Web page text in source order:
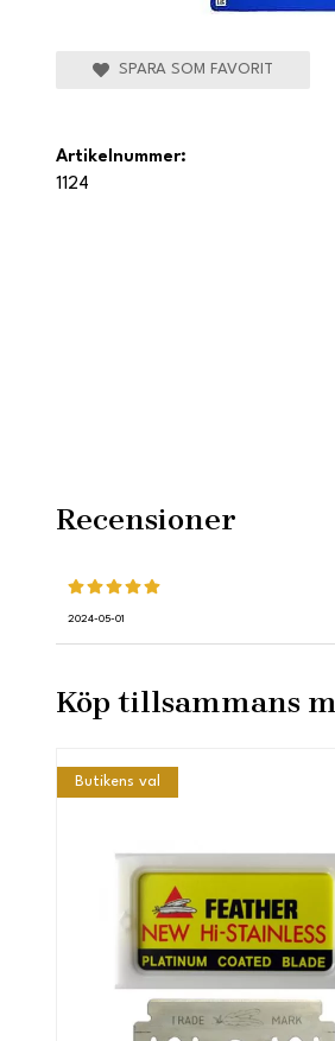
SPARA SOM FAVORIT
Artikelnummer:
1124
Recensioner
2024-05-01
Köp tillsammans
Butikens val